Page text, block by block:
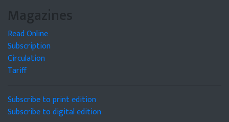
Magazines
Read Online
Subscription
Circulation
Tariff
Subscribe to print edition
Subscribe to digital edition